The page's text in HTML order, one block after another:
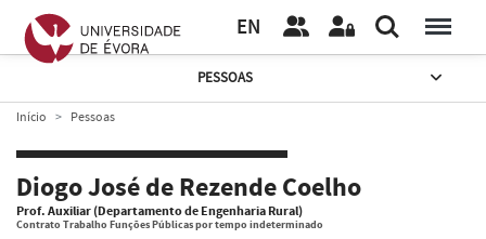
EN
PESSOAS
Início Pessoas
Diogo José de Rezende Coelho
Prof. Auxiliar (Departamento de Engenharia Rural)
Contrato Trabalho Funções Públicas por tempo indeterminado